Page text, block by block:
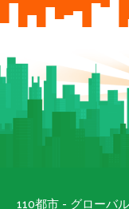
110都市 - グローバ